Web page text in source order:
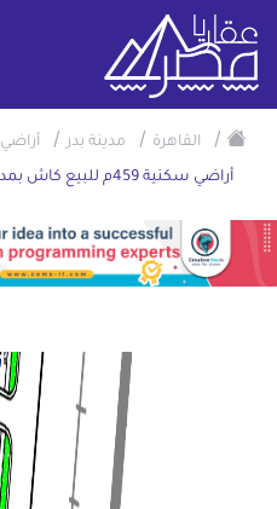
/ القاهرة / مدينة بدر / أراضي
أراضي سكنية 459م للبيع كاش بمدينة بدر القاهرة